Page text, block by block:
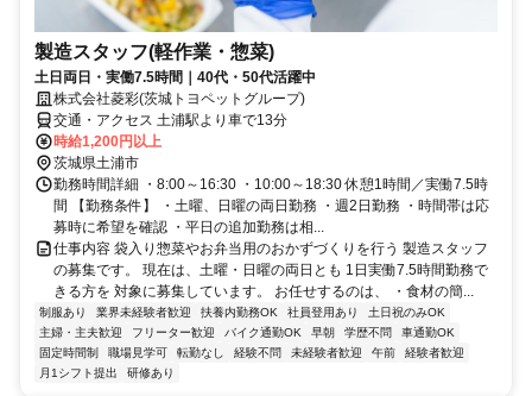
製造スタッフ(軽作業・惣菜)
土日両日・実働7.5時間｜40代・50代活躍中
株式会社菱彩(茨城トヨペットグループ)
交通・アクセス 土浦駅より車で13分
時給1,200円以上
茨城県土浦市
勤務時間詳細 ・8:00～16:30 ・10:00～18:30 休憩1時間／実働7.5時
間 【勤務条件】 ・土曜、日曜の両日勤務 ・週2日勤務 ・時間帯は応
募時に希望を確認 ・平日の追加勤務は相...
仕事内容 袋入り惣菜やお弁当用のおかずづくりを行う 製造スタッフ
の募集です。 現在は、土曜・日曜の両日とも 1日実働7.5時間勤務で
きる方を 対象に募集しています。 お任せするのは、 ・食材の簡...
制服あり 業界未経験者歓迎 扶養内勤務OK 社員登用あり
土日祝のみOK
主婦・主夫歓迎
フリーター歓迎 バイク通勤OK 早朝 学歴不問
車通勤OK
固定時間制
職場見学可 転勤なし 経験不問 未経験者歓迎 午前
経験者歓迎
月1シフト提出
研修あり